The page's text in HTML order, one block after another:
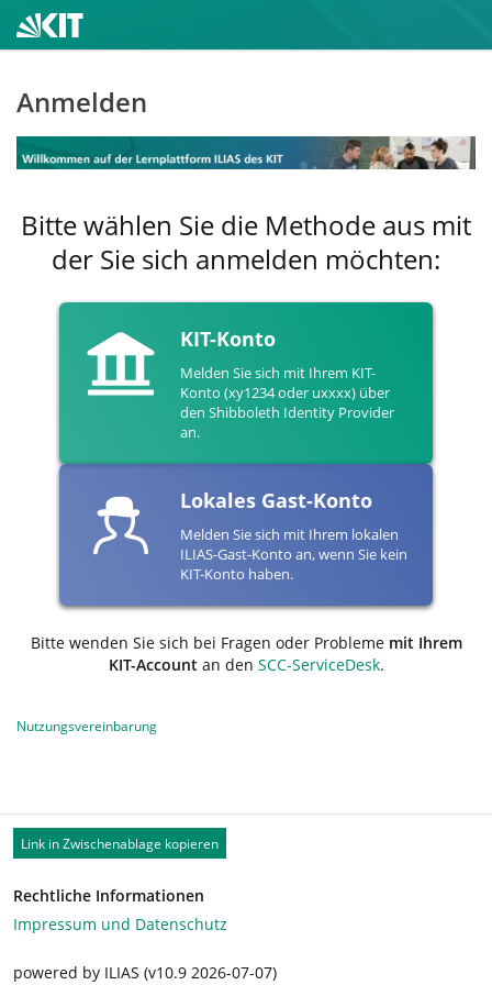
Anmelden
Bitte wählen Sie die Methode aus mit
der Sie sich anmelden möchten:
KIT-Konto
Melden Sie sich mit Ihrem KIT-
Konto (xy1234 oder uxxxx) über
den Shibboleth Identity Provider
an.
Lokales Gast-Konto
Melden Sie sich mit Ihrem lokalen
ILIAS-Gast-Konto an, wenn Sie kein
KIT-Konto haben.
Bitte wenden Sie sich bei Fragen oder Probleme mit Ihrem
KIT-Accountan den SCC-ServiceDesk.
Nutzungsvereinbarung
Link in Zwischenablage kopieren
Rechtliche Informationen
Impressum und Datenschutz
powered by ILIAS (v10.9 2026-07-07)